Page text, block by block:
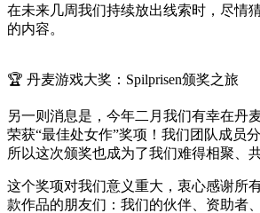
在未来几周我们持续放出线索时，尽情
的内容。
🏆 丹麦游戏大奖：Spilprisen颁奖之旅
另一则消息是，今年二月我们有幸在丹
荣获“最佳处女作”奖项！我们团队成员
所以这次颁奖也成为了我们难得相聚、
这个奖项对我们意义重大，衷心感谢所
款作品的朋友们：我们的伙伴、资助者